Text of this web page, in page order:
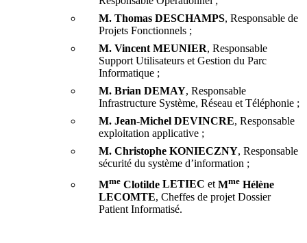
M. Thomas DESCHAMPS, Responsable de
Projets Fonctionnels ;
M. Vincent MEUNIER, Responsable
Support Utilisateurs et Gestion du Parc
Informatique ;
M. Brian DEMAY, Responsable
Infrastructure Système, Réseau et Téléphonie ;
M. Jean-Michel DEVINCRE, Responsable
exploitation applicative ;
M. Christophe KONIECZNY, Responsable
sécurité du système d’information ;
Mme Clotilde LETIEC etMme Hélène
LECOMTE, Cheffes de projet Dossier
Patient Informatisé.